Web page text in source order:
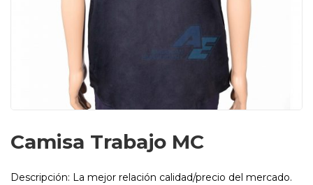
Camisa Trabajo MC
Descripción: La mejor relación calidad/precio del mercado.